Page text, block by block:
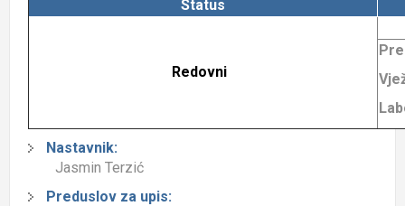
Status
Redovni
Nastavnik:
Jasmin Terzić
Preduslov za upis: